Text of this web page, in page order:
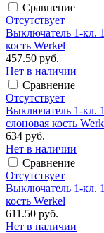
Сравнение
Отсутствует
Выключатель 1-кл.
кость Werkel
457.50 руб.
Нет в наличии
Сравнение
Отсутствует
Выключатель 1-кл.
слоновая кость
634 руб.
Нет в наличии
Сравнение
Отсутствует
Выключатель 1-кл.
кость Werkel
611.50 руб.
Нет в наличии